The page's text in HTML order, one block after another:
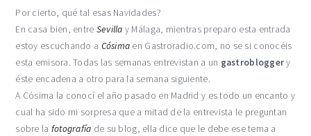
Por cierto, qué tal esas Navidades?
En casa bien, entre Sevilla y Málaga, mientras preparo esta entrada
estoy escuchando a Cósima en Gastroradio.com, no se si conocéis
esta emisora. Todas las semanas entrevistan a un gastrobloggery
éste encadena a otro para la semana siguiente.
A Cósima la conocí el año pasado en Madrid y es todo un encanto y
cual ha sido mi sorpresa que a mitad de la entrevista le preguntan
sobre la fotografía de su blog, ella dice que le debe ese tema a